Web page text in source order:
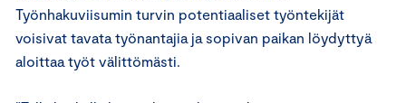
Työnhakuviisumin turvin potentiaaliset työntekijät
voisivat tavata työnantajia ja sopivan paikan löydyttyä
aloittaa työt välittömästi.